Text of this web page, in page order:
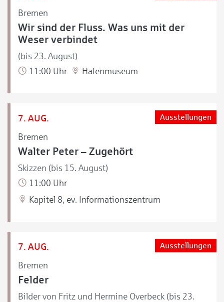
Bremen
Wir sind der Fluss. Was uns mit der
Weser verbindet
(bis 23. August)
11:00 Uhr
Hafenmuseum
7. AUG.
Bremen
Ausstellungen
Walter Peter – Zugehört
Skizzen (bis 15. August)
11:00 Uhr
Kapitel 8, ev. Informationszentrum
7. AUG.
Bremen
Ausstellungen
Felder
Bilder von Fritz und Hermine Overbeck (bis 23.